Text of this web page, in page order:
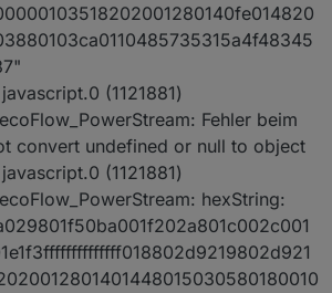
(1121881)
Fehler beim
convert undefined or null to object
(1121881)
hexString: